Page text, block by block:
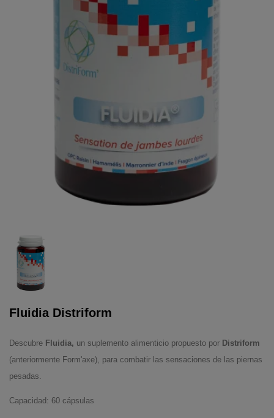
Fluidia Distriform
Descubre Fluidia, un suplemento alimenticio propuesto por Distriform
(anteriormente Form'axe), para combatir las sensaciones de las piernas
pesadas.
Capacidad: 60 cápsulas